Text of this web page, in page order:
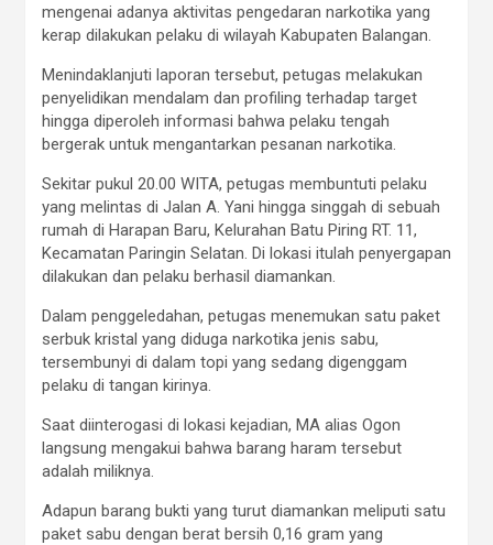
mengenai adanya aktivitas pengedaran narkotika yang
kerap dilakukan pelaku di wilayah Kabupaten Balangan.
Menindaklanjuti laporan tersebut, petugas melakukan
penyelidikan mendalam dan profiling terhadap target
hingga diperoleh informasi bahwa pelaku tengah
bergerak untuk mengantarkan pesanan narkotika.
Sekitar pukul 20.00 WITA, petugas membuntuti pelaku
yang melintas di Jalan A. Yani hingga singgah di sebuah
rumah di Harapan Baru, Kelurahan Batu Piring RT. 11,
Kecamatan Paringin Selatan. Di lokasi itulah penyergapan
dilakukan dan pelaku berhasil diamankan.
Dalam penggeledahan, petugas menemukan satu paket
serbuk kristal yang diduga narkotika jenis sabu,
tersembunyi di dalam topi yang sedang digenggam
pelaku di tangan kirinya.
Saat diinterogasi di lokasi kejadian, MA alias Ogon
langsung mengakui bahwa barang haram tersebut
adalah miliknya.
Adapun barang bukti yang turut diamankan meliputi satu
paket sabu dengan berat bersih 0,16 gram yang